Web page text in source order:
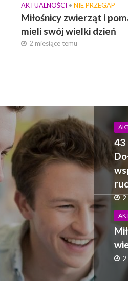
AKTUALNOŚCI • NIE PRZEGAP
Miłośnicy zwierząt i
mieli swój wielki dzień
2 miesiące temu
43
2
2